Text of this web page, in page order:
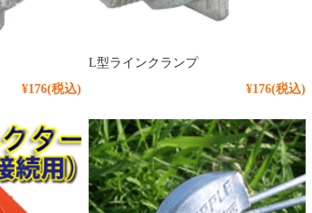
¥176(税込)
L型ラインクランプ
¥176(税込)